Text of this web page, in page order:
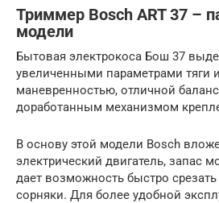
Триммер Bosch ART 37 –
модели
Бытовая электрокоса Бош 37
увеличенными параметрами тяги
маневренностью, отличной
доработанным механизмом
В основу этой модели Bosch
электрический двигатель, запас
дает возможность быстро
сорняки. Для более удобной